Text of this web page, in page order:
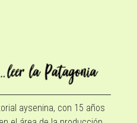
aysenina, con 15 años